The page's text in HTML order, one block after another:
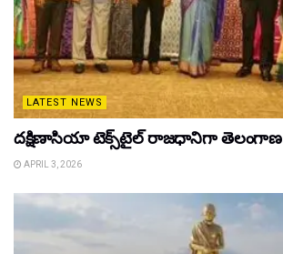
LATEST NEWS
దక్షిణాసియా టెక్స్‌టైల్ రాజధానిగా తెలంగాణ
APRIL 3, 2026